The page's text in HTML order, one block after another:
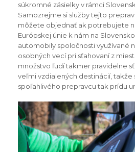
súkromné zásielky v rámci
Samozrejme si služby tejto
môžete objednať ak potrebujete
Európskej únie k nám na
automobily spoločnosti využívané
osobných vecí pri sťahovaní z
množstvo ľudí takmer pravidelne
veľmi vzdialených destinácií, takže
spoľahlivého prepravcu tak prídu